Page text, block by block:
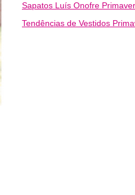
Sapatos Luís Onofre
Tendências de Vestidos